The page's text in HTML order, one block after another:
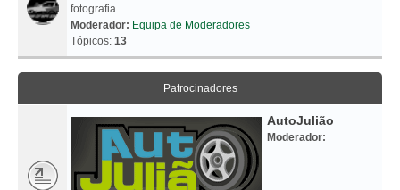
fotografia
Moderador: Equipa de Moderadores
Tópicos: 13
Patrocinadores
AutoJulião
Moderador: